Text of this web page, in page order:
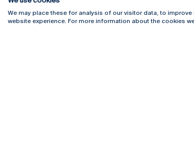
Rua Diogo Botelho 1327
We may place these for analysis of our visitor data, to
website experience. For more information about the cookies